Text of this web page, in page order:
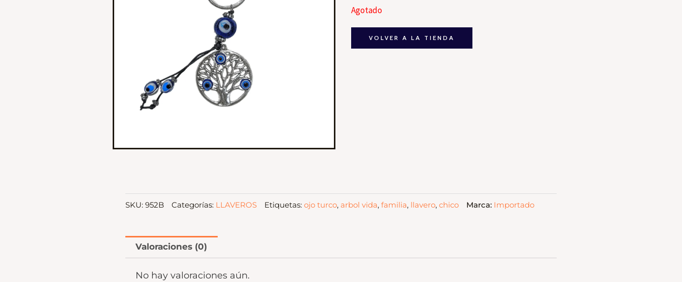
Agotado
VOLVER A LA TIENDA
SKU: 952B Categorías: LLAVEROS Etiquetas: ojo turco, arbol vida, familia, llavero, chico Marca: Importado
Valoraciones (0)
No hay valoraciones aún.